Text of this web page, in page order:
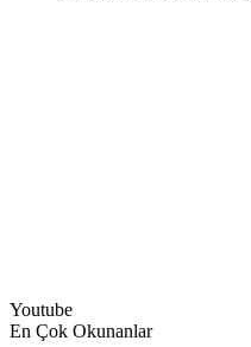
Youtube
En Çok Okunanlar